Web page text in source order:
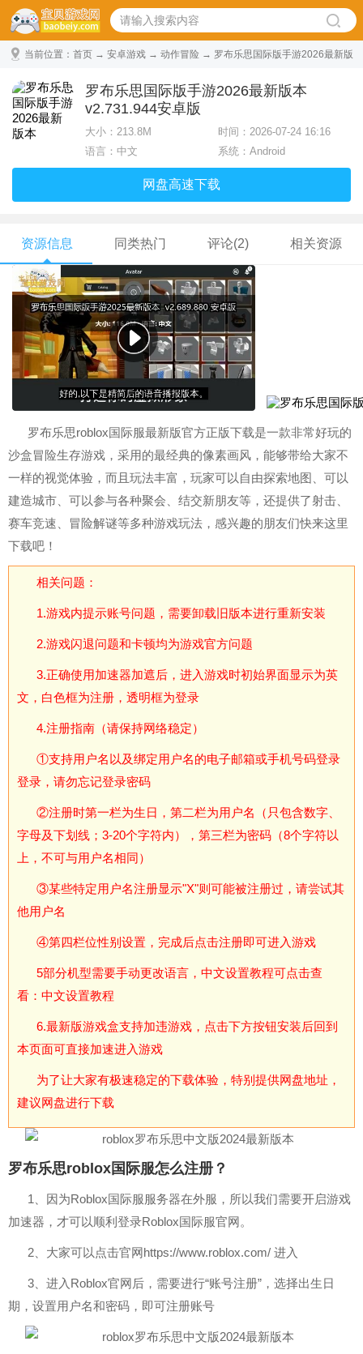
当前位置： 首页 → 安卓游戏 → 动作冒险 → 罗布乐思国际版手游2026最新版
罗布乐思国际版手游2026最新版本
v2.731.944安卓版
大小： 213.8M
时间：2026-07-24 16:16
语言：中文
系统：Android
网盘高速下载
资源信息 同类热门 评论(2) 相关资源
罗布乐思roblox国际服最新版官方正版下载是一款非常好玩的
沙盒冒险生存游戏，采用的最经典的像素画风，能够带给大家不
一样的视觉体验，而且玩法丰富，玩家可以自由探索地图、可以
建造城市、可以参与各种聚会、结交新朋友等，还提供了射击、
赛车竞速、冒险解谜等多种游戏玩法，感兴趣的朋友们快来这里
下载吧！
相关问题：
1.游戏内提示账号问题，需要卸载旧版本进行重新安装
2.游戏闪退问题和卡顿均为游戏官方问题
3.正确使用加速器加遮后，进入游戏时初始界面显示为英
文，白色框为注册，透明框为登录
4.注册指南（请保持网络稳定）
①支持用户名以及绑定用户名的电子邮箱或手机号码登录
登录，请勿忘记登录密码
②注册时第一栏为生日，第二栏为用户名（只包含数字、
字母及下划线；3-20个字符内），第三栏为密码（8个字符以
上，不可与用户名相同）
③某些特定用户名注册显示"X"则可能被注册过，请尝试其
他用户名
④第四栏位性别设置，完成后点击注册即可进入游戏
5部分机型需要手动更改语言，中文设置教程可点击查
看：中文设置教程
6.最新版游戏盒支持加违游戏，点击下方按钮安装后回到
本页面可直接加速进入游戏
为了让大家有极速稳定的下载体验，特别提供网盘地址，
建议网盘进行下载
罗布乐思roblox国际服怎么注册？
1、因为Roblox国际服服务器在外服，所以我们需要开启游戏
加速器，才可以顺利登录Roblox国际服官网。
2、大家可以点击官网https://www.roblox.com/ 进入
3、进入Roblox官网后，需要进行“账号注册”，选择出生日
期，设置用户名和密码，即可注册账号